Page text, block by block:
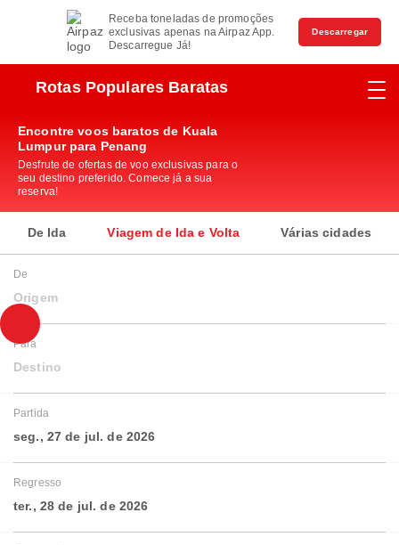
Receba toneladas de promoções
exclusivas apenas na Airpaz App.
Descarregue Já!
Descarregar
Rotas Populares Baratas
Encontre voos baratos de Kuala
Lumpur para Penang
Desfrute de ofertas de voo exclusivas para o
seu destino preferido. Comece já a sua
reserva!
De Ida Viagem de Ida e Volta Várias cidades
De
Origem
Para
Destino
Partida
seg., 27 de jul. de 2026
Regresso
ter., 28 de jul. de 2026